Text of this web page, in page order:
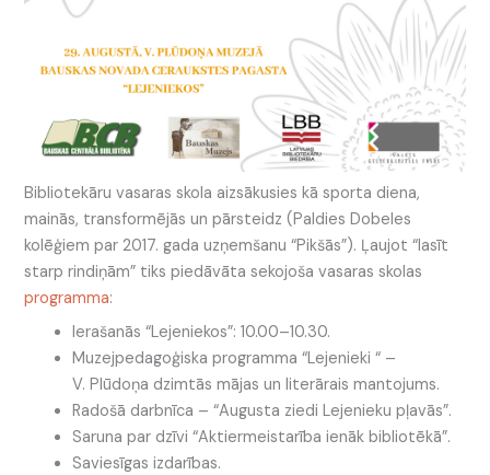
Bibliotekāru vasaras skola aizsākusies kā sporta diena,
mainās, transformējās un pārsteidz (Paldies Dobeles
kolēģiem par 2017. gada uzņemšanu “Pikšās”). Ļaujot “lasīt
starp rindiņām” tiks piedāvāta sekojoša vasaras skolas
programma:
Ierašanās “Lejeniekos”: 10.00–10.30.
Muzejpedagoģiska programma “Lejenieki “ –
V. Plūdoņa dzimtās mājas un literārais mantojums.
Radošā darbnīca – “Augusta ziedi Lejenieku pļavās”.
Saruna par dzīvi “Aktiermeistarība ienāk bibliotēkā”.
Saviesīgas izdarības.